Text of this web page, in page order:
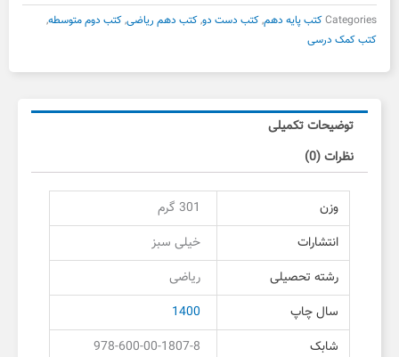
ریاضی
دست
دوم
عدد
Categoriesکتب پایه دهم,کتب دست دو,کتب دهم ریاضی,کتب دوم متوسطه,
کتب کمک درسی
توضیحات تکمیلی
نظرات (0)
وزن
301 گرم
انتشارات
خیلی سبز
رشته تحصیلی
ریاضی
سال چاپ
1400
شابک
978-600-00-1807-8